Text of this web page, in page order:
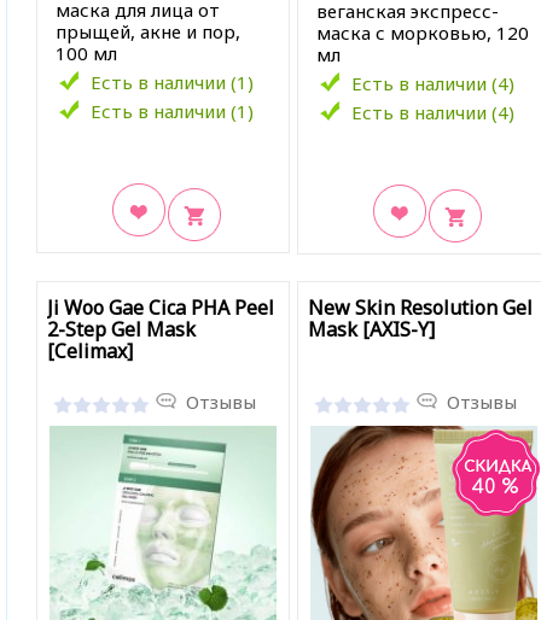
маска для лица от
прыщей, акне и пор,
100 мл
Есть в наличии (1)
Есть в наличии (1)
веганская экспресс-
маска с морковью, 120
мл
Есть в наличии (4)
Есть в наличии (4)
Ji Woo Gae Cica PHA Peel
2-Step Gel Mask
[Celimax]
Отзывы
New Skin Resolution Gel
Mask [AXIS-Y]
Отзывы
40 %